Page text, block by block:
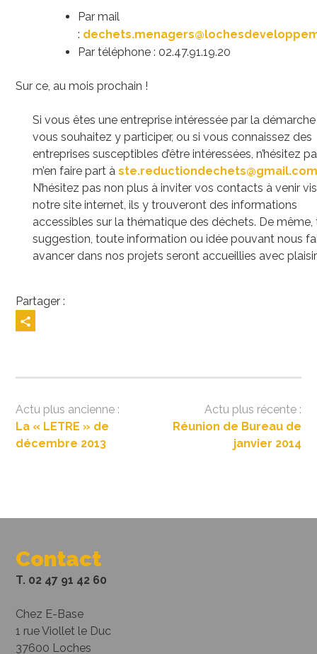
Par mail
:
Par téléphone : 02.47.91.19.20
Sur ce, au mois prochain !
Si vous êtes une entreprise intéressée par la
vous souhaitez y participer, ou si vous connaissez des
entreprises susceptibles d’être intéressées, n’hésitez
m’en faire part à
N’hésitez pas non plus à inviter vos contacts à venir
notre site internet, ils y trouveront des informations
accessibles sur la thématique des déchets. De
suggestion, toute information ou idée pouvant nous
avancer dans nos projets seront accueillies avec
Partager :
Navigation
de
La « LETRE » de
décembre 2013
Réunion de Bureau de
janvier 2014
Contact
T. 02 47 91 42 60
Chez E-Base
1 rue Viollet le Duc
37600 Loches